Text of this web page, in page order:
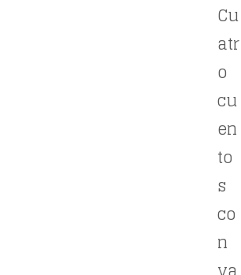
Cu
atr
o
cu
en
to
s
co
n